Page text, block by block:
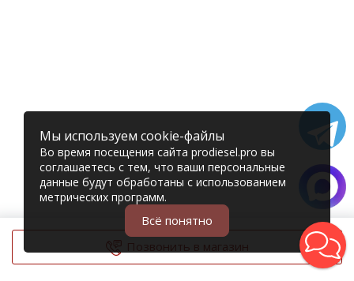
Позвонить в магазин
© 2006 – 2026 Prodiesel
Мы используем cookie-файлы
Во время посещения сайта prodiesel.pro вы
соглашаетесь с тем, что ваши персональные
данные будут обработаны с использованием
метрических программ.
Всё понятно